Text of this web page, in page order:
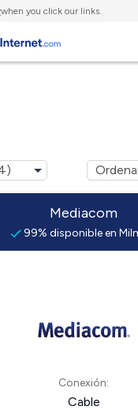
when you click our links.
Mediacom
99% disponible en
Conexión:
Cable